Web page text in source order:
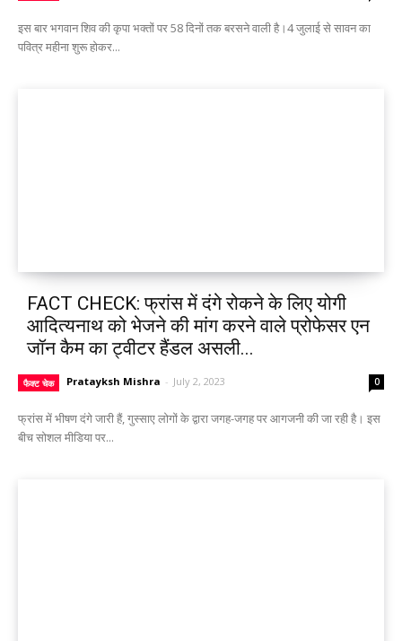
इस बार भगवान शिव की कृपा भक्तों पर 58 दिनों तक बरसने वाली है।4 जुलाई से सावन का
पवित्र महीना शुरू होकर...
FACT CHECK: फ्रांस में दंगे रोकने के लिए योगी
आदित्यनाथ को भेजने की मांग करने वाले प्रोफेसर एन
जॉन कैम का ट्वीटर हैंडल असली...
फैक्ट चेक Pratayksh Mishra - July 2, 2023 0
फ्रांस में भीषण दंगे जारी हैं, गुस्साए लोगों के द्वारा जगह-जगह पर आगजनी की जा रही है। इस
बीच सोशल मीडिया पर...